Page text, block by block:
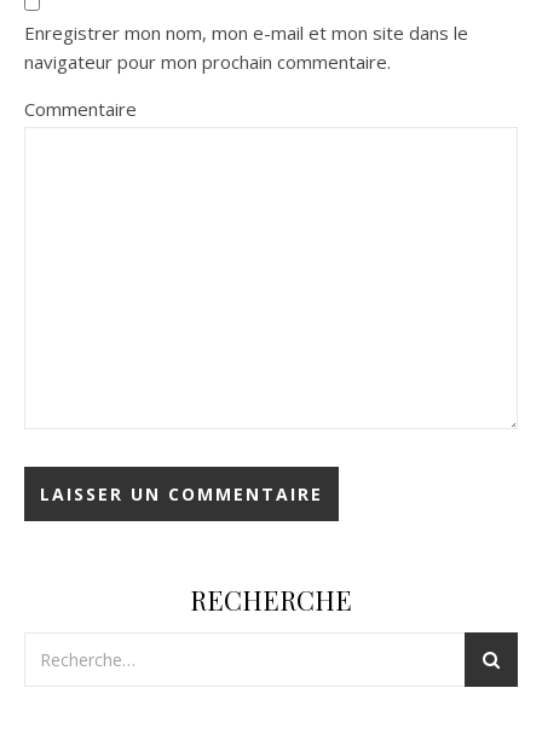
Enregistrer mon nom, mon e-mail et mon site dans le
navigateur pour mon prochain commentaire.
Commentaire
RECHERCHE